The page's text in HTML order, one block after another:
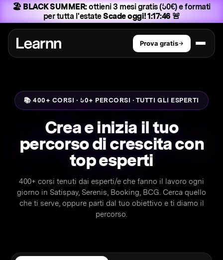
🏖️ BLACK SUMMER:ottieni 3 mesi gratis (50€) e formati
per tutta l'estateScade oggi! 1:17:45 🚨
Prova gratis
📚 400+ CORSI · 50+ PERCORSI · TUTTI GLI ESPERTI
Crea e inizia il tuo
percorso di crescita con
top esperti
400+ corsi tenuti dai esperti/e che fanno il lavoro ogni
giorno in Satispay, Serenis, Booking, BCG. Cerca quello
che ti serve, oppure parti dal tuo obiettivo e ti diamo il
percorso.